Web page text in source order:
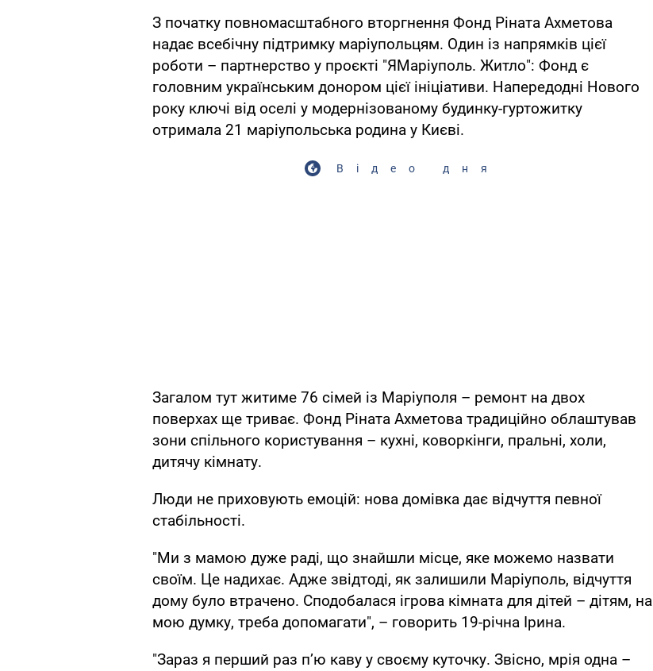
З початку повномасштабного вторгнення Фонд Ріната Ахметова
надає всебічну підтримку маріупольцям. Один із напрямків цієї
роботи – партнерство у проєкті "ЯМаріуполь. Житло": Фонд є
головним українським донором цієї ініціативи. Напередодні Нового
року ключі від оселі у модернізованому будинку-гуртожитку
отримала 21 маріупольська родина у Києві.
Відео дня
Загалом тут житиме 76 сімей із Маріуполя – ремонт на двох
поверхах ще триває. Фонд Ріната Ахметова традиційно облаштував
зони спільного користування – кухні, коворкінги, пральні, холи,
дитячу кімнату.
Люди не приховують емоцій: нова домівка дає відчуття певної
стабільності.
"Ми з мамою дуже раді, що знайшли місце, яке можемо назвати
своїм. Це надихає. Адже звідтоді, як залишили Маріуполь, відчуття
дому було втрачено. Сподобалася ігрова кімната для дітей – дітям, на
мою думку, треба допомагати", – говорить 19-річна Ірина.
"Зараз я перший раз п’ю каву у своєму куточку. Звісно, мрія одна –